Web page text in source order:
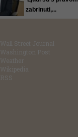
zabrinuti,...
Wall Street Journal
Washington Post
Weather
Wikipedia
RSS